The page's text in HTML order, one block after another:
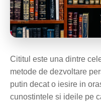
Cititul este una dintre
metode de dezvoltare
putin decat o iesire in
cunostintele si ideile pe